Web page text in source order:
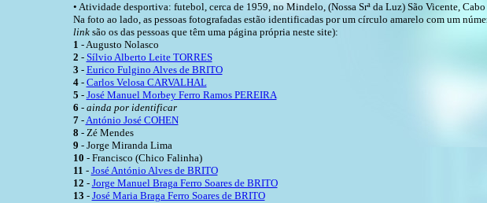
• Atividade desportiva: futebol, cerca de 1959, no Mindelo, (Nossa Srª da Luz) São Vicente, Cabo
Na foto ao lado, as pessoas fotografadas estão identificadas por um círculo amarelo com um
linksão os das pessoas que têm uma página própria neste site):
1 - Augusto Nolasco
2 - Sílvio Alberto Leite TORRES
3 - Eurico Fulgino Alves de BRITO
4- Carlos Velosa CARVALHAL
5 - José Manuel Morbey Ferro Ramos PEREIRA
6 - ainda por identificar
7-António José COHEN
8 - Zé Mendes
9 - Jorge Miranda Lima
10 - Francisco (Chico Falinha)
11 - José António Alves de BRITO
12 - Jorge Manuel Braga Ferro Soares de BRITO
13 - José Maria Braga Ferro Soares de BRITO